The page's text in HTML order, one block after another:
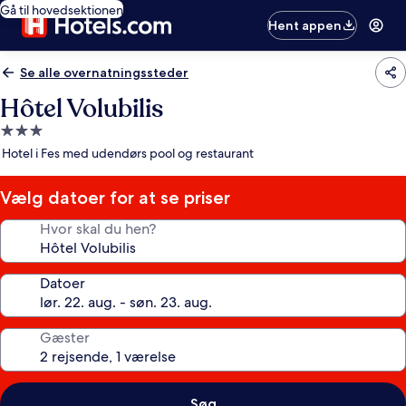
Gå til hovedsektionen
Hent appen
Se alle overnatningssteder
Hôtel Volubilis
3.0-
stjernet
Hotel i Fes med udendørs pool og restaurant
Vælg datoer for at se priser
Hvor skal du hen?
Datoer
Gæster